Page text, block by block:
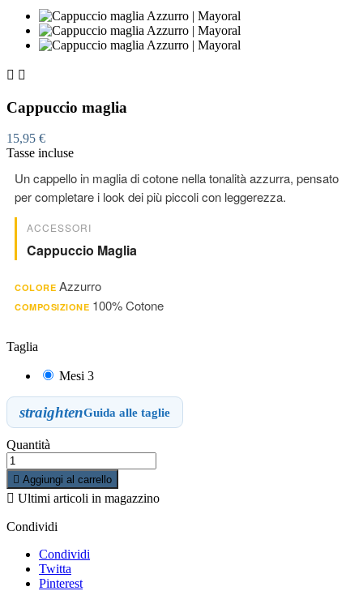
 
Cappuccio maglia
15,95 €
Tasse incluse
Un cappello in maglia di cotone nella tonalità azzurra, pensato
per completare i look dei più piccoli con leggerezza.
ACCESSORI
Cappuccio Maglia
COLORE Azzurro
COMPOSIZIONE 100% Cotone
Taglia
Mesi 3
straightenGuida alle taglie
Quantità
 Aggiungi al carrello
 Ultimi articoli in magazzino
Condividi
Condividi
Twitta
Pinterest